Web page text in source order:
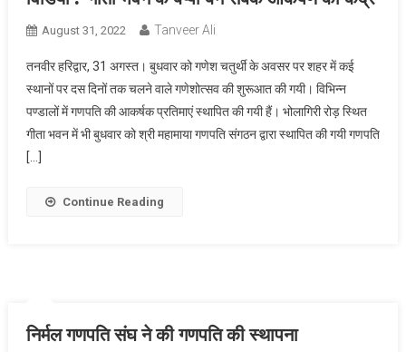
August 31, 2022 Tanveer Ali
तनवीर हरिद्वार, 31 अगस्त। बुधवार को गणेश चतुर्थी के अवसर पर शहर में कई
स्थानों पर दस दिनों तक चलने वाले गणेशोत्सव की शुरूआत की गयी। विभिन्न
पण्डालों में गणपति की आकर्षक प्रतिमाएं स्थापित की गयी हैं। भोलागिरी रोड़ स्थित
गीता भवन में भी बुधवार को श्री महामाया गणपति संगठन द्वारा स्थापित की गयी गणपति
[…]
Continue Reading
निर्मल गणपति संघ ने की गणपति की स्थापना